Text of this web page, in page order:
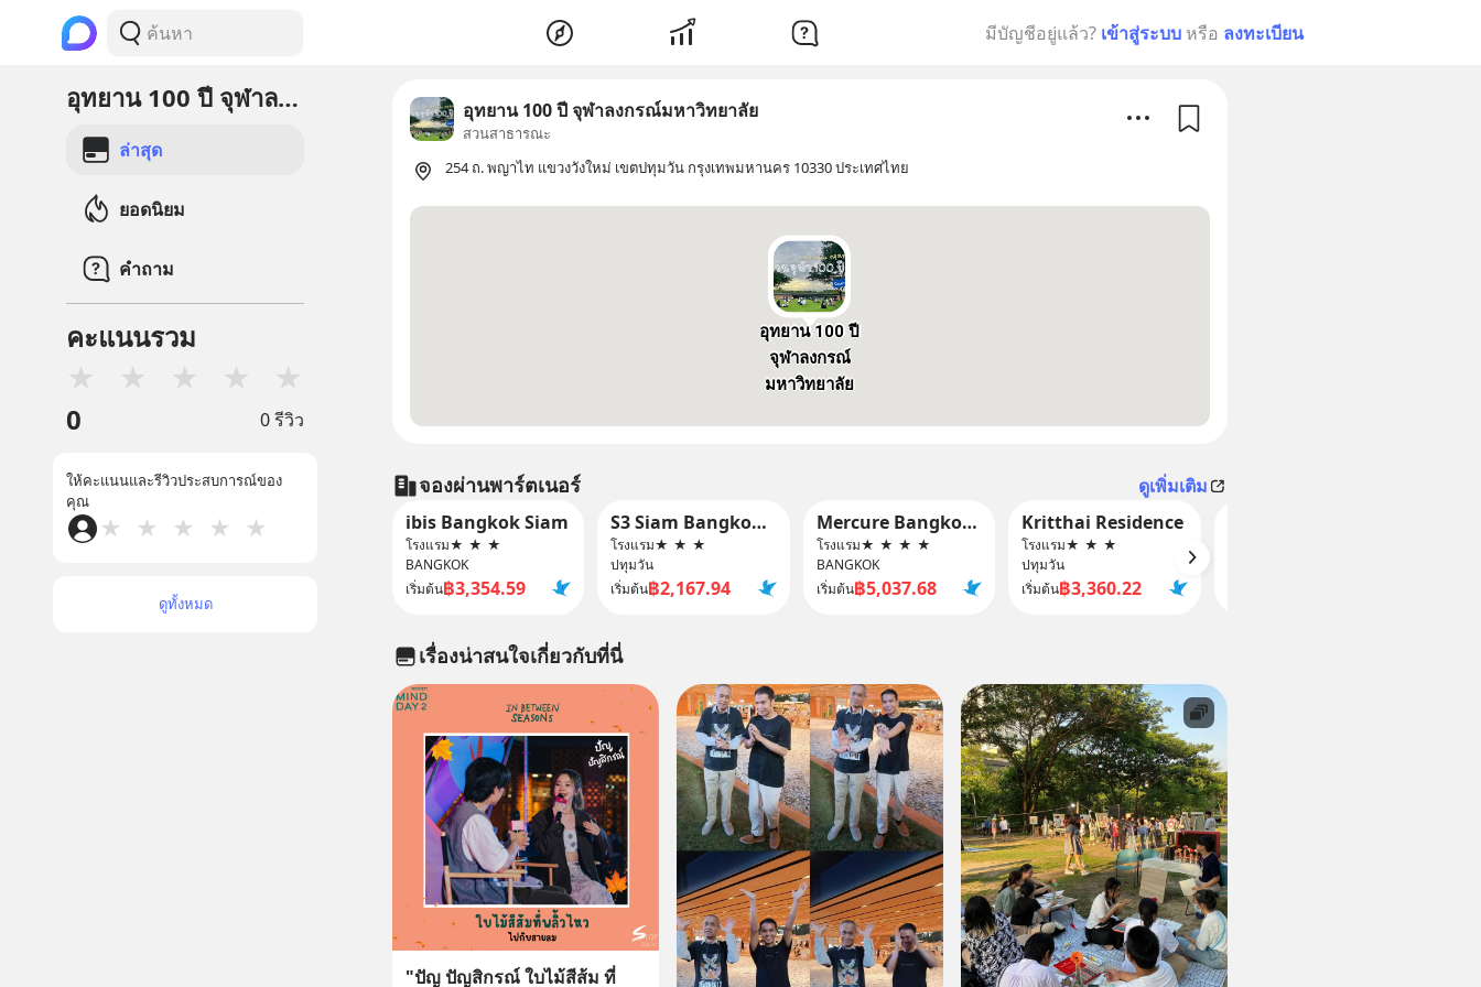
มีบัญชีอยู่แล้ว? เข้าสู่ระบบ หรือ ลงทะเบียน
อุทยาน 100 ปี จุฬาลงกรณ์มหาวิทยาลัย
ล่าสุด
ยอดนิยม
คำถาม
คะแนนรวม
★ ★ ★ ★ ★
0 0 รีวิว
ให้คะแนนและรีวิวประสบการณ์ของ
คุณ
★ ★ ★ ★ ★
ดูทั้งหมด
อุทยาน 100 ปี จุฬาลงกรณ์มหาวิทยาลัย
สวนสาธารณะ
254 ถ. พญาไท แขวงวังใหม่ เขตปทุมวัน กรุงเทพมหานคร 10330 ประเทศไทย
อุทยาน 100 ปี
จุฬาลงกรณ์
มหาวิทยาลัย
จองผ่านพาร์ตเนอร์
ดูเพิ่มเติม
ibis Bangkok Siam
โรงแรม★ ★ ★
BANGKOK
เริ่มต้น฿3,354.59
S3 Siam Bangkok Hotel
โรงแรม★ ★ ★
ปทุมวัน
เริ่มต้น฿2,167.94
Mercure Bangkok Siam
โรงแรม★ ★ ★ ★
BANGKOK
เริ่มต้น฿5,037.68
Kritthai Residence
โรงแรม★ ★ ★
ปทุมวัน
เริ่มต้น฿3,360.22
เรื่องน่าสนใจเกี่ยวกับที่นี่
"ปัญ ปัญสิกรณ์ ใบไม้สีส้ม ที่